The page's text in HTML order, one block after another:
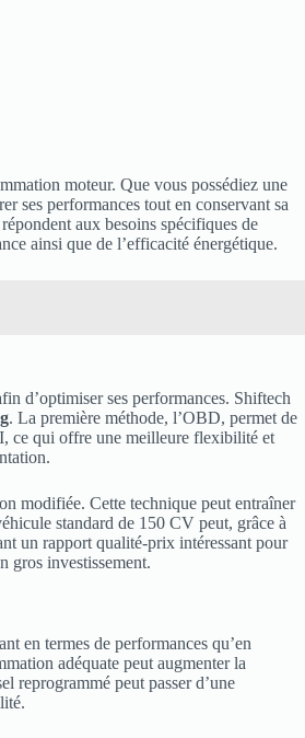
moteur. Que vous possédiez une
ses performances tout en conservant sa
aux besoins spécifiques de
ainsi que de l’efficacité énergétique.
d’optimiser ses performances. Shiftech
. La première méthode, l’OBD, permet de
ce qui offre une meilleure flexibilité et
modifiée. Cette technique peut entraîner
standard de 150 CV peut, grâce à
un rapport qualité-prix intéressant pour
gros investissement.
en termes de performances qu’en
adéquate peut augmenter la
reprogrammé peut passer d’une